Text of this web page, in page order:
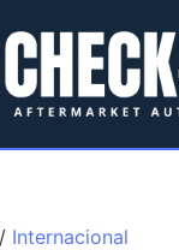
/ Internacional